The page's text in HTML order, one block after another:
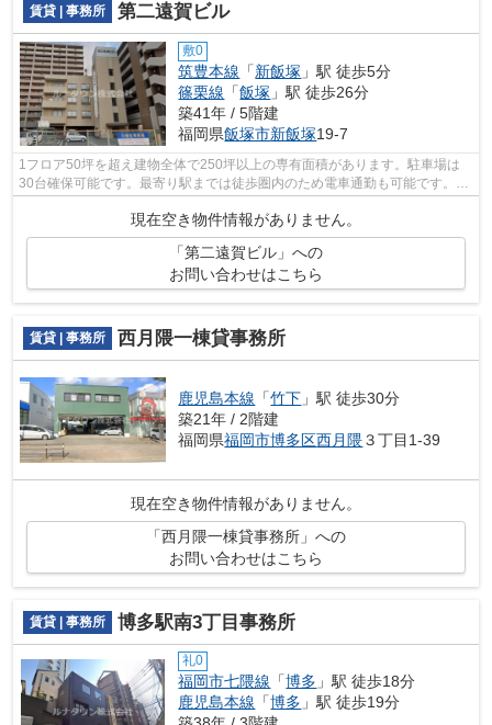
賃貸 | 事務所 第二遠賀ビル
敷0
筑豊本線 「新飯塚 」駅 徒歩5分
篠栗線 「飯塚 」駅 徒歩26分
築41年 / 5階建
福岡県飯塚市新飯塚19-7
1フロア50坪を超え建物全体で250坪以上の専有面積があります。駐車場は
30台確保可能です。最寄り駅までは徒歩圏内のため電車通勤も可能です。各
現在空き物件情報がありません。
「第二遠賀ビル」への
お問い合わせはこちら
賃貸 | 事務所 西月隈一棟貸事務所
鹿児島本線 「竹下 」駅 徒歩30分
築21年 / 2階建
福岡県福岡市博多区西月隈３丁目1-39
現在空き物件情報がありません。
「西月隈一棟貸事務所」への
お問い合わせはこちら
賃貸 | 事務所 博多駅南3丁目事務所
礼0
福岡市七隈線 「博多 」駅 徒歩18分
鹿児島本線 「博多 」駅 徒歩19分